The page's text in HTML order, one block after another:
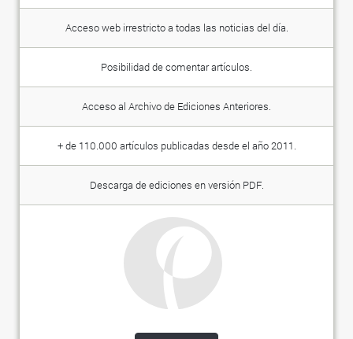
Acceso web irrestricto a todas las noticias del día.
Posibilidad de comentar artículos.
Acceso al Archivo de Ediciones Anteriores.
+ de 110.000 artículos publicadas desde el año 2011.
Descarga de ediciones en versión PDF.